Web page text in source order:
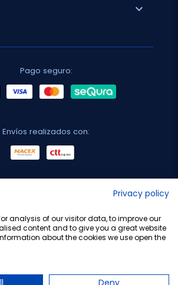
expand_more
Pago seguro:
Envíos realizados con:
Privacy policy
analysis of our visitor data, to improve our
content and to give you a great website
about the cookies we use open the